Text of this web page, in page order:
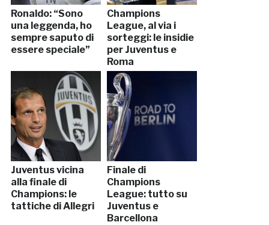
Ronaldo: “Sono
una leggenda, ho
sempre saputo di
essere speciale”
Champions
League, al via i
sorteggi: le insidie
per Juventus e
Roma
Juventus vicina
alla finale di
Champions: le
tattiche di Allegri
Finale di
Champions
League: tutto su
Juventus e
Barcellona